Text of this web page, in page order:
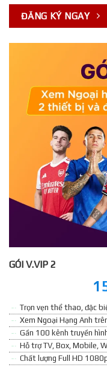
ĐĂNG KÝ NGAY
GÓI V.VIP 2
Trọn vẹn thể thao, đặc
Xem Ngoại Hạng Anh
Gần 100 kênh truyền
Hỗ trợ TV, Box, Mobile,
Chất lượng Full HD